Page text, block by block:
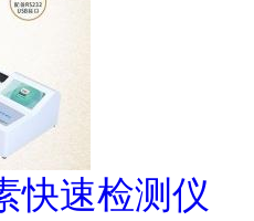
快速检测仪